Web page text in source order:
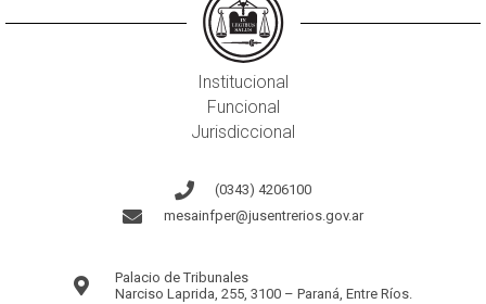
Institucional
Funcional
Jurisdiccional
(0343) 4206100
mesainfper@jusentrerios.gov.ar
Palacio de Tribunales
Narciso Laprida, 255, 3100 – Paraná, Entre Ríos.